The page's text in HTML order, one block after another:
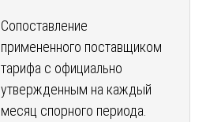
Сопоставление
примененного поставщиком
тарифа с официально
утвержденным на каждый
месяц спорного периода.